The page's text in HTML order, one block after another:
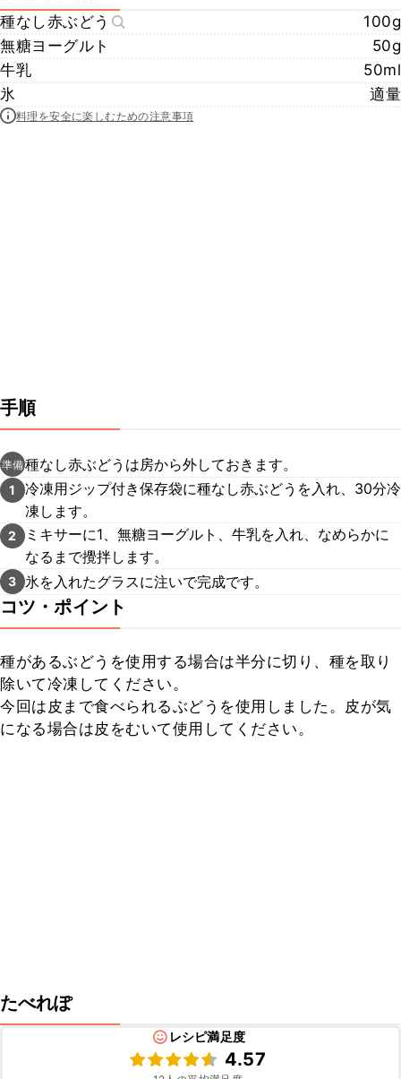
種なし赤ぶどう
100g
無糖ヨーグルト
50g
牛乳
50ml
氷
適量
料理を安全に楽しむための注意事項
手順
準備種なし赤ぶどうは房から外しておきます。
1
冷凍用ジップ付き保存袋に種なし赤ぶどうを入れ、30分冷
凍します。
2
ミキサーに1、無糖ヨーグルト、牛乳を入れ、なめらかに
なるまで攪拌します。
3 氷を入れたグラスに注いで完成です。
コツ・ポイント
種があるぶどうを使用する場合は半分に切り、種を取り
除いて冷凍してください。
今回は皮まで食べられるぶどうを使用しました。皮が気
になる場合は皮をむいて使用してください。
たべれぽ
レシピ満足度
4.57